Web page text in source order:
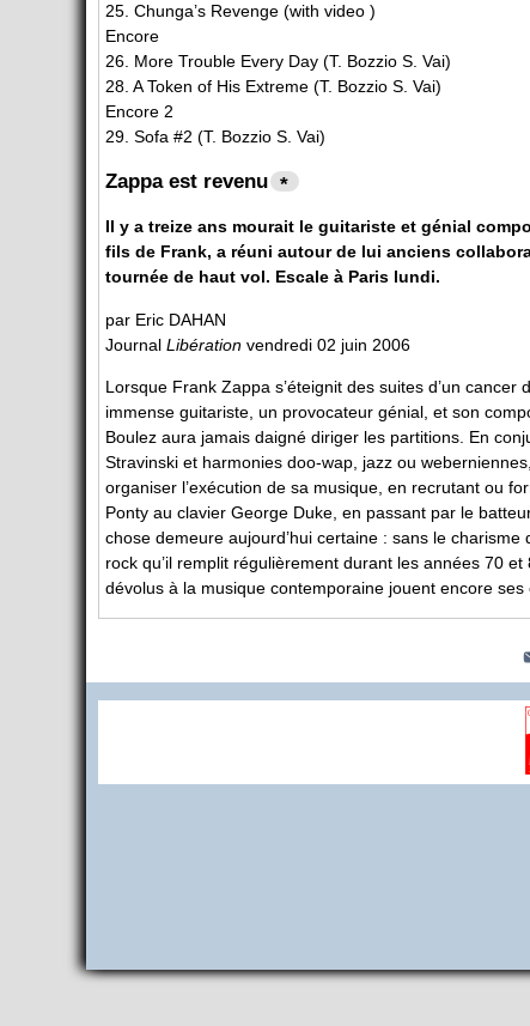
25. Chunga’s Revenge (with video )
Encore
26. More Trouble Every Day (T. Bozzio S. Vai)
28. A Token of His Extreme (T. Bozzio S. Vai)
Encore 2
29. Sofa #2 (T. Bozzio S. Vai)
Zappa est revenu *
Il y a treize ans mourait le guitariste et génial
fils de Frank, a réuni autour de lui anciens
tournée de haut vol. Escale à Paris lundi.
par Eric DAHAN
Journal Libération vendredi 02 juin 2006
Lorsque Frank Zappa s’éteignit des suites d’un
immense guitariste, un provocateur génial, et son
Boulez aura jamais daigné diriger les partitions. En
Stravinski et harmonies doo-wap, jazz ou
organiser l’exécution de sa musique, en recrutant ou
Ponty au clavier George Duke, en passant par le
chose demeure aujourd’hui certaine : sans le
rock qu’il remplit régulièrement durant les années 70
dévolus à la musique contemporaine jouent encore ses